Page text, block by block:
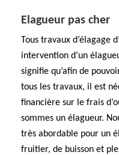
Elagueur pas cher
Tous travaux d’élagage
intervention d’un
signifie qu’afin de
tous les travaux, il est
financière sur le frais
sommes un élagueur.
très abordable pour un
fruitier, de buisson et